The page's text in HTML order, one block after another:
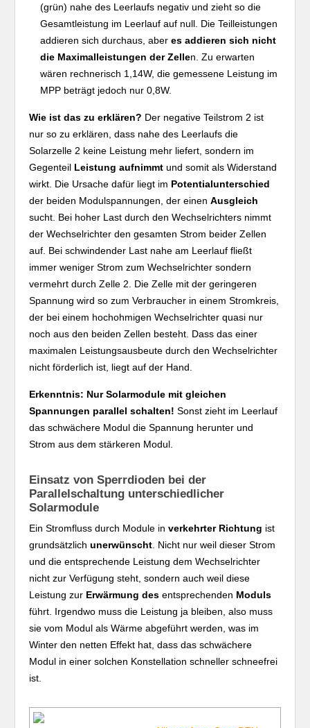
(grün) nahe des Leerlaufs negativ und zieht so die
Gesamtleistung im Leerlauf auf null. Die Teilleistungen
addieren sich durchaus, aberes addieren sich nicht
die Maximalleistungen der Zellen. Zu erwarten
wären rechnerisch 1,14W, die gemessene Leistung im
MPP beträgt jedoch nur 0,8W.
Wie ist das zu erklären? Der negative Teilstrom 2 ist
nur so zu erklären, dass nahe des Leerlaufs die
Solarzelle 2 keine Leistung mehr liefert, sondern im
Gegenteil Leistung aufnimmt und somit als Widerstand
wirkt. Die Ursache dafür liegt im Potentialunterschied
der beiden Modulspannungen, der einenAusgleich
sucht. Bei hoher Last durch den Wechselrichters nimmt
der Wechselrichter den gesamten Strom beider Zellen
auf. Bei schwindender Last nahe am Leerlauf fließt
immer weniger Strom zum Wechselrichter sondern
vermehrt durch Zelle 2. Die Zelle mit der geringeren
Spannung wird so zum Verbraucher in einem Stromkreis,
der bei einem hochohmigen Wechselrichter quasi nur
noch aus den beiden Zellen besteht. Dass das einer
maximalen Leistungsausbeute durch den Wechselrichter
nicht förderlich ist, liegt auf der Hand.
Erkenntnis: Nur Solarmodule mit gleichen
Spannungen parallel schalten!Sonst zieht im Leerlauf
das schwächere Modul die Spannung herunter und
Strom aus dem stärkeren Modul.
Einsatz von Sperrdioden bei der
Parallelschaltung unterschiedlicher
Solarmodule
Ein Stromfluss durch Module inverkehrter Richtung ist
grundsätzlichunerwünscht . Nicht nur weil dieser Strom
und die entsprechende Leistung dem Wechselrichter
nicht zur Verfügung steht, sondern auch weil diese
Leistung zur Erwärmung des entsprechenden Moduls
führt. Irgendwo muss die Leistung ja bleiben, also muss
sie vom Modul als Wärme abgeführt werden, was im
Winter den netten Effekt hat, dass das schwächere
Modul in einer solchen Konstellation schneller schneefrei
ist.